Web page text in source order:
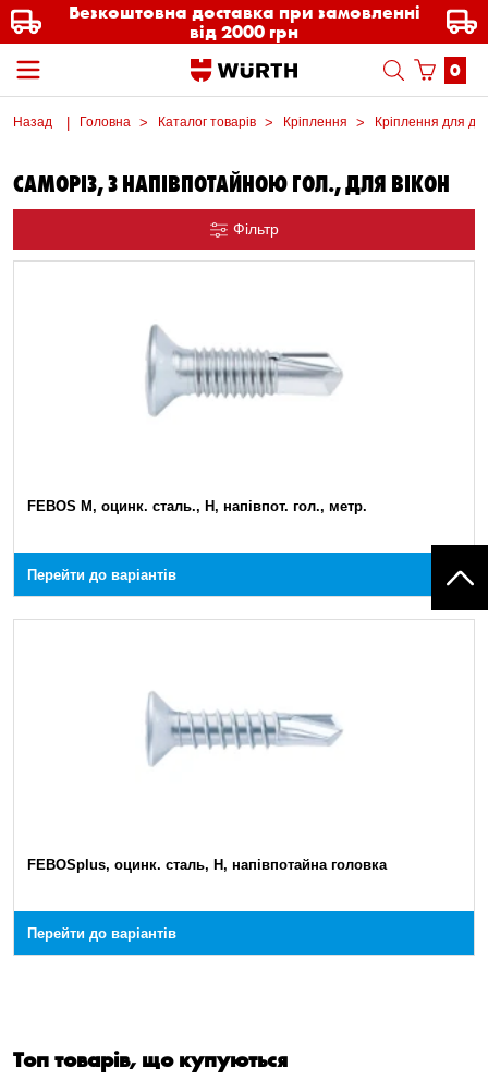
Безкоштовна доставка при замовленні
від 2000 грн
0
Назад Головна Каталог товарів Кріплення Кріплення для
САМОРІЗ, З НАПІВПОТАЙНОЮ ГОЛ., ДЛЯ ВІКОН
Фільтр
FEBOS M, оцинк. сталь., H, напівпот. гол., метр.
Перейти до варіантів
FEBOSplus, оцинк. сталь, Н, напівпотайна головка
Перейти до варіантів
Топ товарів, що купуються